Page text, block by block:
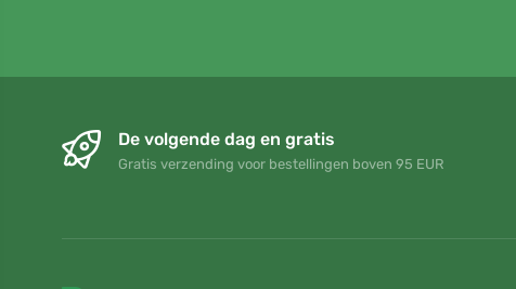
De volgende dag en gratis
Gratis verzending voor bestellingen boven 95 EUR